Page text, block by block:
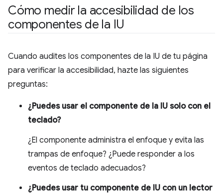
Cómo medir la accesibilidad de los
componentes de la IU
Cuando audites los componentes de la IU de tu página
para verificar la accesibilidad, hazte las siguientes
preguntas:
¿Puedes usar el componente de la IU solo con el
teclado?
¿El componente administra el enfoque y evita las
trampas de enfoque? ¿Puede responder a los
eventos de teclado adecuados?
¿Puedes usar tu componente de IU con un lector